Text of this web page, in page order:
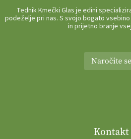
Tednik Kmečki Glas je edini
podeželje pri nas. S svojo bogato
in prijetno branje
Naročite se
Kontakt